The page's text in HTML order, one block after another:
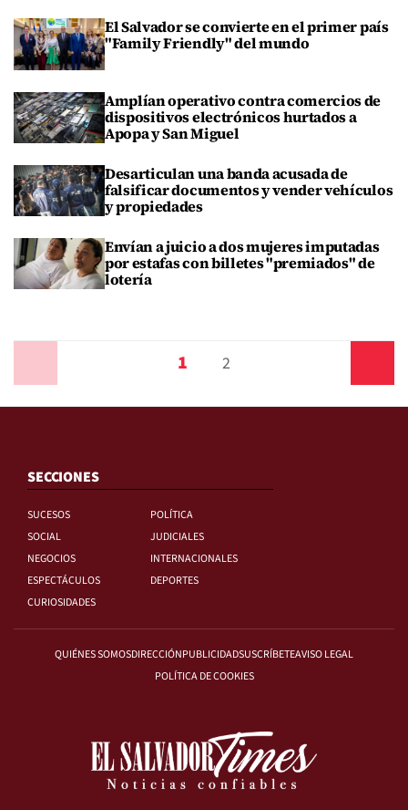
El Salvador se convierte en el primer país
"Family Friendly" del mundo
Amplían operativo contra comercios de
dispositivos electrónicos hurtados a
Apopa y San Miguel
Desarticulan una banda acusada de
falsificar documentos y vender vehículos
y propiedades
Envían a juicio a dos mujeres imputadas
por estafas con billetes "premiados" de
lotería
1 2
SECCIONES
SUCESOS
POLÍTICA
SOCIAL
JUDICIALES
NEGOCIOS
INTERNACIONALES
ESPECTÁCULOS
DEPORTES
CURIOSIDADES
QUIÉNES SOMOSDIRECCIÓNPUBLICIDADSUSCRÍBETEAVISO LEGAL
POLÍTICA DE COOKIES